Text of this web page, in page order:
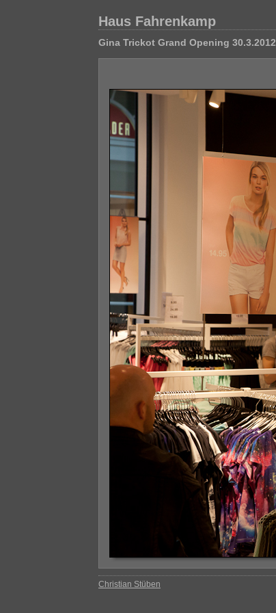
Haus Fahrenkamp
Gina Trickot Grand Opening 30.3.2012
Christian Stüben